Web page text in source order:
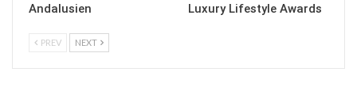
Andalusien
Luxury Lifestyle Awards
PREV NEXT